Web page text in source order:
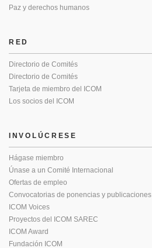
Paz y derechos humanos
RED
Directorio de Comités
Directorio de Comités
Tarjeta de miembro del ICOM
Los socios del ICOM
INVOLÚCRESE
Hágase miembro
Únase a un Comité Internacional
Ofertas de empleo
Convocatorias de ponencias y publicaciones
ICOM Voices
Proyectos del ICOM SAREC
ICOM Award
Fundación ICOM